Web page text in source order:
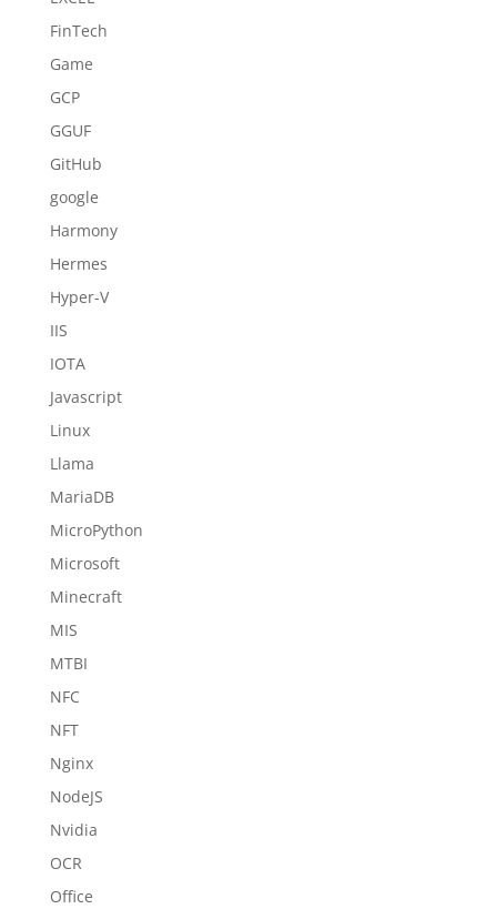
FinTech
Game
GCP
GGUF
GitHub
google
Harmony
Hermes
Hyper-V
IIS
IOTA
Javascript
Linux
Llama
MariaDB
MicroPython
Microsoft
Minecraft
MIS
MTBI
NFC
NFT
Nginx
NodeJS
Nvidia
OCR
Office